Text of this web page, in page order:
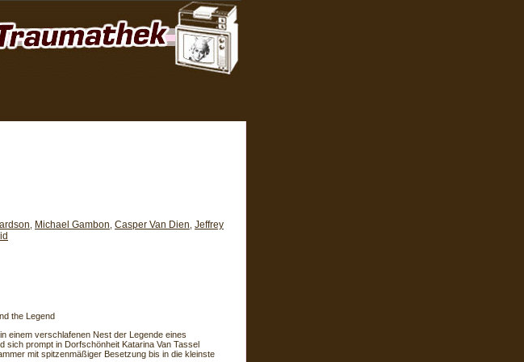
Michael Gambon Casper Van Dien Jeffrey
the Legend
einem verschlafenen Nest der Legende eines
sich prompt in Dorfschönheit Katarina Van Tassel
mit spitzenmäßiger Besetzung bis in die kleinste